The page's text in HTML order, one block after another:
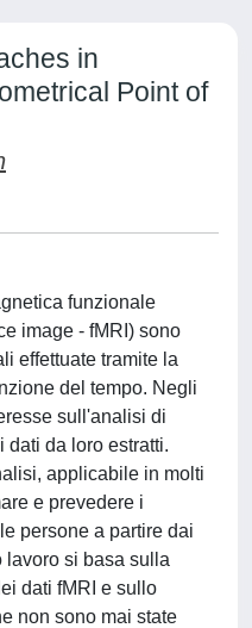
in
Point of
funzionale
image - fMRI) sono
effettuate tramite la
del tempo. Negli
sull'analisi di
dati da loro estratti.
applicabile in molti
e prevedere i
persone a partire dai
lavoro si basa sulla
dati fMRI e sullo
non sono mai state